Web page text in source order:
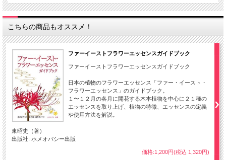
こちらの商品もオススメ！
ファーイーストフラワーエッセンスガイドブック
ファーイーストフラワーエッセンスガイドブック
日本の植物のフラワーエッセンス「ファー・イースト・
フラワーエッセンス」のガイドブック。
１〜１２月の各月に開花する木本植物を中心に２１種の
エッセンスを取り上げ、植物の特徴、エッセンスの定義
や使用方法を解説。
東昭史（著）
出版社: ホメオパシー出版
価格:1,200円(税込 1,320円)